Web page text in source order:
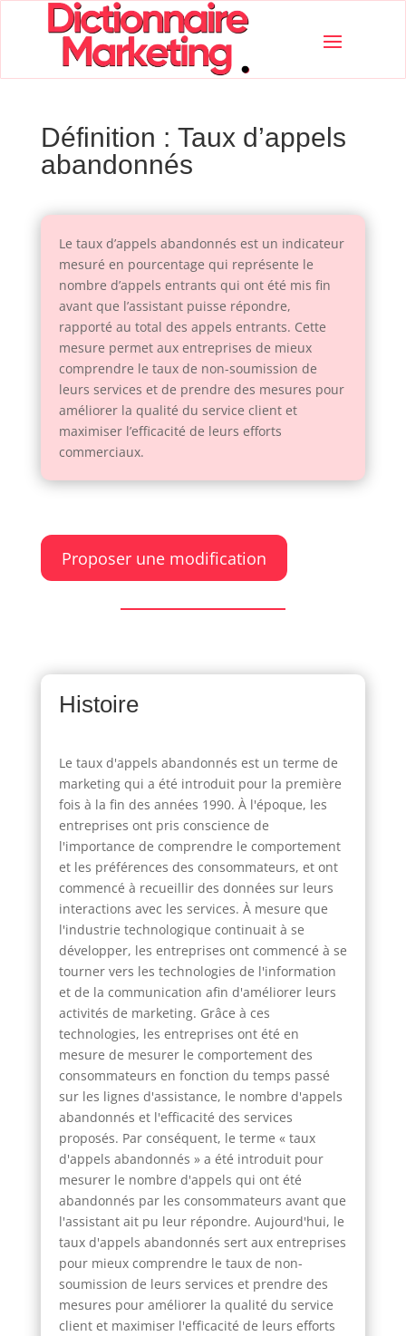
Définition : Taux d’appels
abandonnés
Le taux d’appels abandonnés est un indicateur
mesuré en pourcentage qui représente le
nombre d’appels entrants qui ont été mis fin
avant que l’assistant puisse répondre,
rapporté au total des appels entrants. Cette
mesure permet aux entreprises de mieux
comprendre le taux de non-soumission de
leurs services et de prendre des mesures pour
améliorer la qualité du service client et
maximiser l’efficacité de leurs efforts
commerciaux.
Proposer une modification
Histoire
Le taux d'appels abandonnés est un terme de
marketing qui a été introduit pour la première
fois à la fin des années 1990. À l'époque, les
entreprises ont pris conscience de
l'importance de comprendre le comportement
et les préférences des consommateurs, et ont
commencé à recueillir des données sur leurs
interactions avec les services. À mesure que
l'industrie technologique continuait à se
développer, les entreprises ont commencé à se
tourner vers les technologies de l'information
et de la communication afin d'améliorer leurs
activités de marketing. Grâce à ces
technologies, les entreprises ont été en
mesure de mesurer le comportement des
consommateurs en fonction du temps passé
sur les lignes d'assistance, le nombre d'appels
abandonnés et l'efficacité des services
proposés. Par conséquent, le terme « taux
d'appels abandonnés » a été introduit pour
mesurer le nombre d'appels qui ont été
abandonnés par les consommateurs avant que
l'assistant ait pu leur répondre. Aujourd'hui, le
taux d'appels abandonnés sert aux entreprises
pour mieux comprendre le taux de non-
soumission de leurs services et prendre des
mesures pour améliorer la qualité du service
client et maximiser l'efficacité de leurs efforts